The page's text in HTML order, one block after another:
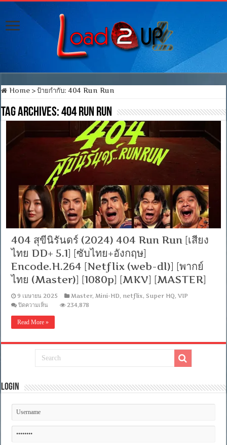
Home > ป้ายกำกับ:404 Run Run
Tag Archives:404 Run Run
404 สุขีนิรันดร์ (2024) 404 Run Run [เสียง
ไทย DD+ 5.1] [ซับไทย+อังกฤษ]
Encode.H.264 [Netflix (web-dl)] [พากย์
ไทย (Master)] [1080p] [MKV] [MASTER]
9 เมษายน 2025 Master, Mini-HD, netflix,Super HQ,VIP
ปิดความเห็น
สุขี
นิ
(2024)
[เสียง
DD+
ไทย+อังกฤษ]
234,878
Read More »
Login